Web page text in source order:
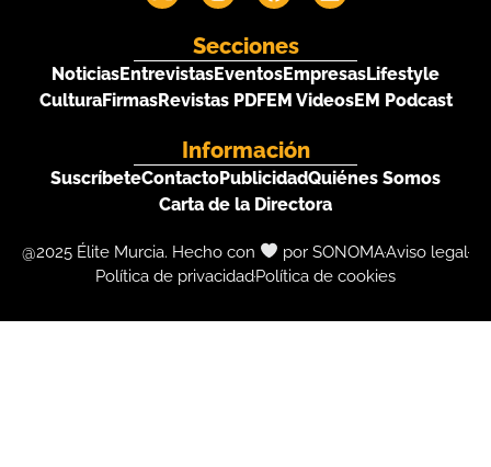
Secciones
NoticiasEntrevistasEventosEmpresasLifestyle
CulturaFirmasRevistas PDFEM VideosEM Podcast
Información
SuscríbeteContactoPublicidadQuiénes Somos
Carta de la Directora
@2025 Élite Murcia. Hecho con por SONOMAAviso legal
Política de privacidadPolítica de cookies